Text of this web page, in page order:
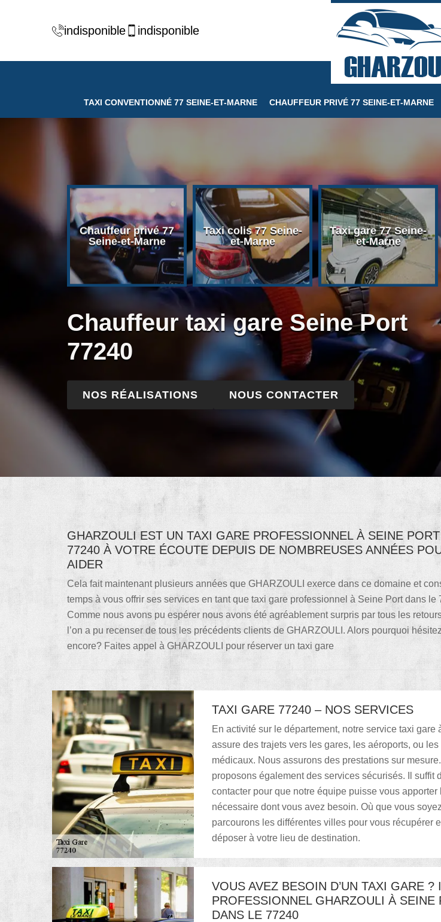
indisponible indisponible
TAXI CONVENTIONNÉ 77 SEINE-ET-MARNE CHAUFFEUR PRIVÉ 77 SEINE-ET-MARNE
Chauffeur privé 77
Seine-et-Marne
Taxi colis 77 Seine-
et-Marne
Taxi gare 77 Seine-
et-Marne
Chauffeur taxi gare Seine Port
77240
NOS RÉALISATIONS NOUS CONTACTER
GHARZOULI EST UN TAXI GARE PROFESSIONNEL À SEINE
77240 À VOTRE ÉCOUTE DEPUIS DE NOMBREUSES ANNÉES
AIDER
Cela fait maintenant plusieurs années que GHARZOULI exerce dans ce domaine et
temps à vous offrir ses services en tant que taxi gare professionnel à Seine Port dans le
Comme nous avons pu espérer nous avons été agréablement surpris par tous les
l’on a pu recenser de tous les précédents clients de GHARZOULI. Alors pourquoi
encore? Faites appel à GHARZOULI pour réserver un taxi gare
TAXI GARE 77240 – NOS SERVICES
En activité sur le département, notre service taxi gare
assure des trajets vers les gares, les aéroports, ou les
médicaux. Nous assurons des prestations sur
proposons également des services sécurisés. Il suffit
contacter pour que notre équipe puisse vous apporter
nécessaire dont vous avez besoin. Où que vous
parcourons les différentes villes pour vous récupérer
déposer à votre lieu de destination.
VOUS AVEZ BESOIN D’UN TAXI GARE ?
PROFESSIONNEL GHARZOULI À SEINE
DANS LE 77240